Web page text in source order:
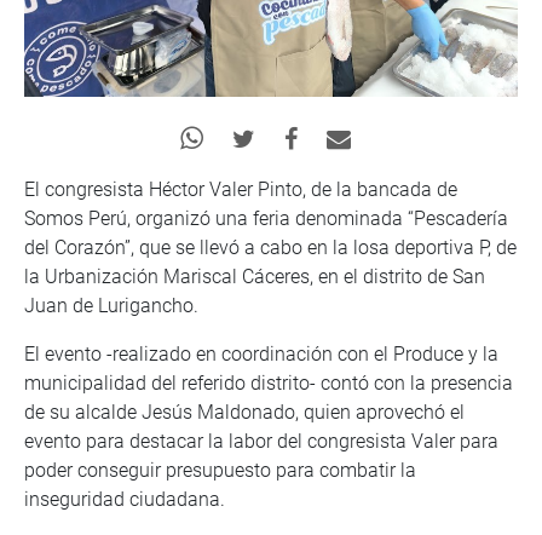
El congresista Héctor Valer Pinto, de la bancada de
Somos Perú, organizó una feria denominada “Pescadería
del Corazón”, que se llevó a cabo en la losa deportiva P, de
la Urbanización Mariscal Cáceres, en el distrito de San
Juan de Lurigancho.
El evento -realizado en coordinación con el Produce y la
municipalidad del referido distrito- contó con la presencia
de su alcalde Jesús Maldonado, quien aprovechó el
evento para destacar la labor del congresista Valer para
poder conseguir presupuesto para combatir la
inseguridad ciudadana.